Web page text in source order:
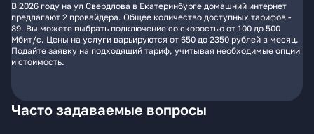
В 2026 году на ул Свердлова в Екатеринбурге домашний интернет
предлагают 2 провайдера. Общее количество доступных тарифов -
89. Вы можете выбрать подключение со скоростью от 100 до 500
Мбит/с. Цены на услуги варьируются от 650 до 2350 рублей в месяц.
Подайте заявку на подходящий тариф, учитывая необходимые опции
и стоимость.
Часто задаваемые вопросы